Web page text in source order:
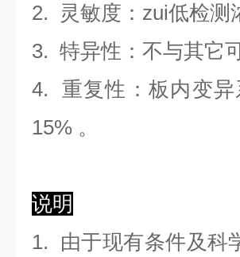
2. 灵敏度：zui低检测
3. 特异性：不与其它
4. 重复性：板内变异
15% 。
说明
1. 由于现有条件及科